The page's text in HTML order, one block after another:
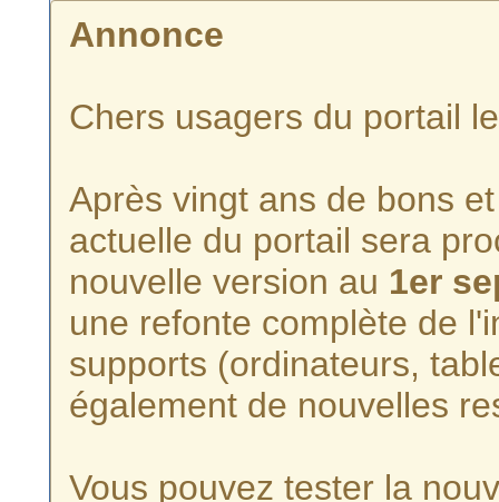
Annonce
Chers usagers du portail
Après vingt ans de bons
actuelle du portail sera
nouvelle version au 1er
une refonte complète de
supports (ordinateurs,
également de nouvelles
Vous pouvez tester la